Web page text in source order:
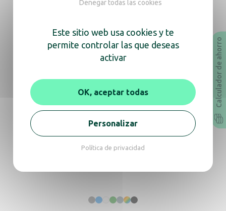
Manual de instrucciones Ficha técnica
Archicad
En la misma gama, descubra
también
Calculador de ahorro
Este sitio web usa cookies y te
permite controlar las que deseas
activar
OK, aceptar todas
Denegar todas las cookies
Personalizar
Política de privacidad